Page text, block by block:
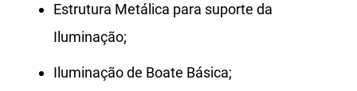
Estrutura Metálica para suporte da
Iluminação;
Iluminação de Boate Básica;